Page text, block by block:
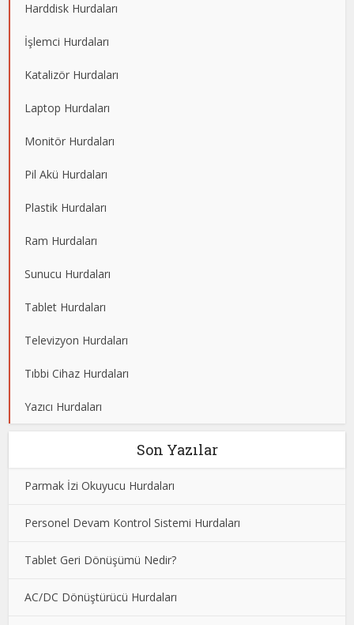
Harddisk Hurdaları
İşlemci Hurdaları
Katalizör Hurdaları
Laptop Hurdaları
Monitör Hurdaları
Pil Akü Hurdaları
Plastik Hurdaları
Ram Hurdaları
Sunucu Hurdaları
Tablet Hurdaları
Televizyon Hurdaları
Tıbbi Cihaz Hurdaları
Yazıcı Hurdaları
Son Yazılar
Parmak İzi Okuyucu Hurdaları
Personel Devam Kontrol Sistemi Hurdaları
Tablet Geri Dönüşümü Nedir?
AC/DC Dönüştürücü Hurdaları